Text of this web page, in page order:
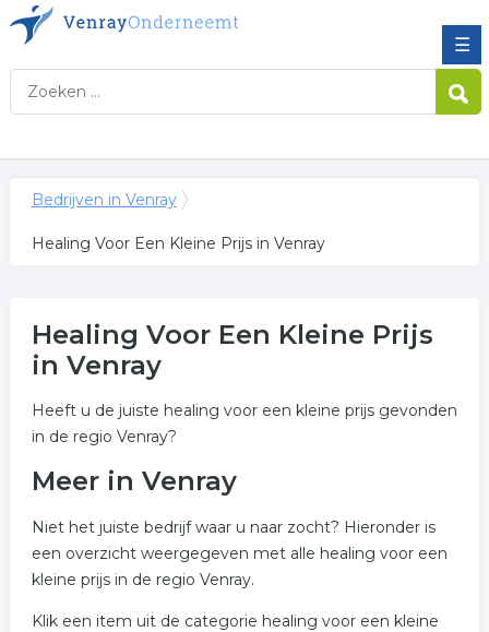
☰
Bedrijven in Venray
Healing Voor Een Kleine Prijs in Venray
Healing Voor Een Kleine Prijs
in Venray
Heeft u de juiste healing voor een kleine prijs gevonden
in de regio Venray?
Meer in Venray
Niet het juiste bedrijf waar u naar zocht? Hieronder is
een overzicht weergegeven met alle healing voor een
kleine prijs in de regio Venray.
Klik een item uit de categorie healing voor een kleine